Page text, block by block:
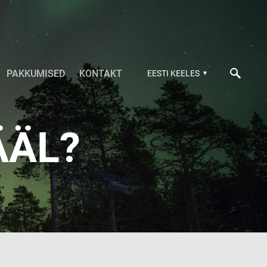
PAKKUMISED KONTAKT EESTI KEELES